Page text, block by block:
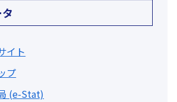
イト
プ
(e-Stat)